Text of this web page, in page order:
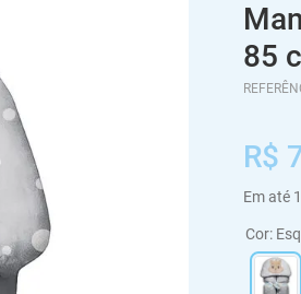
85
R$
Em até 1
Cor: